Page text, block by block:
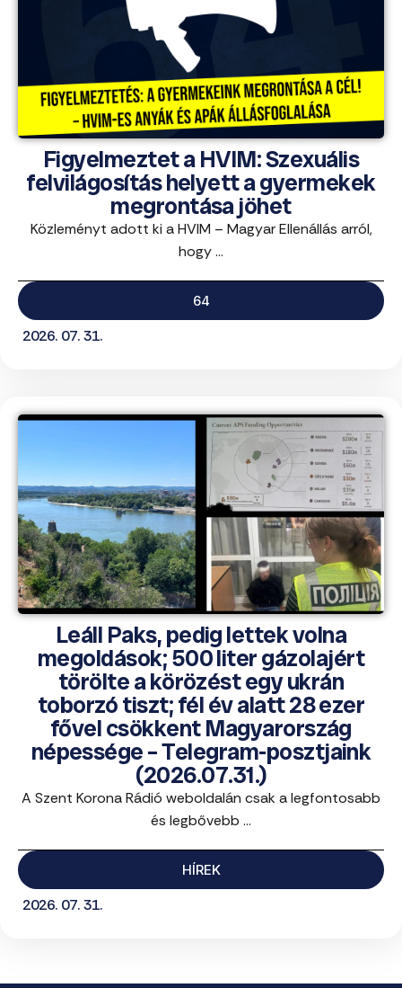
Figyelmeztet a HVIM: Szexuális
felvilágosítás helyett a gyermekek
megrontása jöhet
Közleményt adott ki a HVIM – Magyar Ellenállás arról,
hogy ...
64
2026. 07. 31.
Leáll Paks, pedig lettek volna
megoldások; 500 liter gázolajért
törölte a körözést egy ukrán
toborzó tiszt; fél év alatt 28 ezer
fővel csökkent Magyarország
népessége – Telegram-posztjaink
(2026.07.31.)
A Szent Korona Rádió weboldalán csak a legfontosabb
és legbővebb ...
HÍREK
2026. 07. 31.